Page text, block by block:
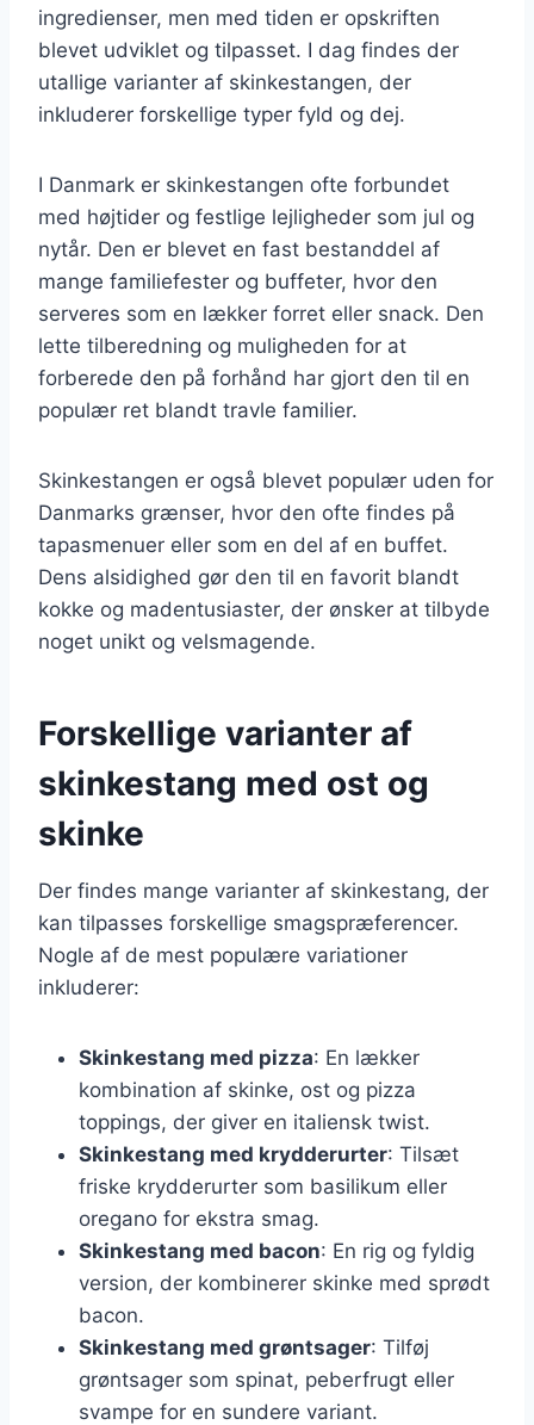
ingredienser, men med tiden er opskriften
blevet udviklet og tilpasset. I dag findes der
utallige varianter af skinkestangen, der
inkluderer forskellige typer fyld og dej.
I Danmark er skinkestangen ofte forbundet
med højtider og festlige lejligheder som jul og
nytår. Den er blevet en fast bestanddel af
mange familiefester og buffeter, hvor den
serveres som en lækker forret eller snack. Den
lette tilberedning og muligheden for at
forberede den på forhånd har gjort den til en
populær ret blandt travle familier.
Skinkestangen er også blevet populær uden for
Danmarks grænser, hvor den ofte findes på
tapasmenuer eller som en del af en buffet.
Dens alsidighed gør den til en favorit blandt
kokke og madentusiaster, der ønsker at tilbyde
noget unikt og velsmagende.
Forskellige varianter af
skinkestang med ost og
skinke
Der findes mange varianter af skinkestang, der
kan tilpasses forskellige smagspræferencer.
Nogle af de mest populære variationer
inkluderer:
Skinkestang med pizza: En lækker
kombination af skinke, ost og pizza
toppings, der giver en italiensk twist.
Skinkestang med krydderurter: Tilsæt
friske krydderurter som basilikum eller
oregano for ekstra smag.
Skinkestang med bacon: En rig og fyldig
version, der kombinerer skinke med sprødt
bacon.
Skinkestang med grøntsager: Tilføj
grøntsager som spinat, peberfrugt eller
svampe for en sundere variant.